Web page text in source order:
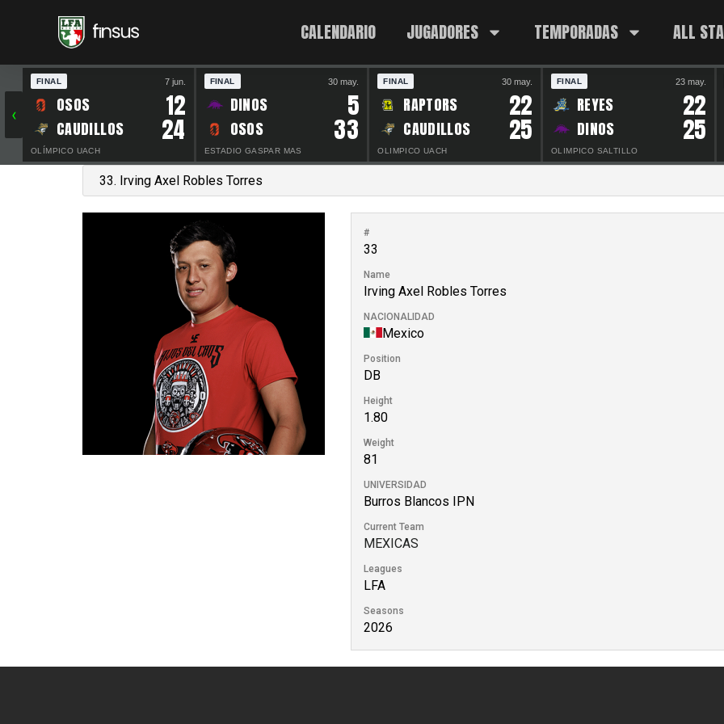
CALENDARIO JUGADORES TEMPORADAS ALL
‹
FINAL 7 jun.
OSOS 12
CAUDILLOS 24
OLÍMPICO UACH
FINAL 30 may.
DINOS 5
OSOS 33
ESTADIO GASPAR MAS
FINAL 30 may.
RAPTORS 22
CAUDILLOS 25
OLIMPICO UACH
FINAL 23 may.
REYES 22
DINOS 25
OLIMPICO SALTILLO
#
33
Name
Irving Axel Robles Torres
NACIONALIDAD
Mexico
Position
DB
Height
1.80
Weight
81
UNIVERSIDAD
Burros Blancos IPN
Current Team
MEXICAS
Leagues
LFA
Seasons
2026